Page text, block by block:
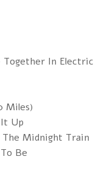
In Electric
Miles)
Up
The Midnight Train
Be